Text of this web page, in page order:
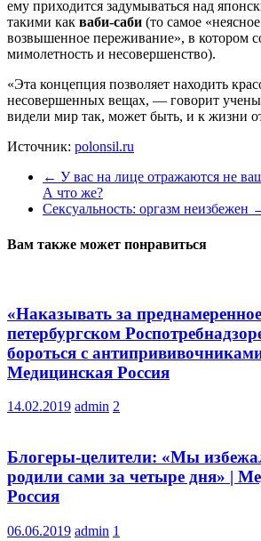
ему приходится задумываться над
такими как ваби-саби (то самое
возвышенное переживание», в котором
мимолетность и несовершенство).
«Эта концепция позволяет находить
несовершенных вещах, — говорит
видели мир так, может быть, и к жизни
Источник: polonsil.ru
← У вас на лице отражаются не
А что же?
Сексуальность: оргазм неизбежен
Вам также может понравиться
«Наказывать за
петербургском
бороться с
Медицинская Россия
14.02.2019 admin 2
Блогеры-целители: «Мы
родили сами за четыре дня» |
Россия
06.06.2019 admin 1